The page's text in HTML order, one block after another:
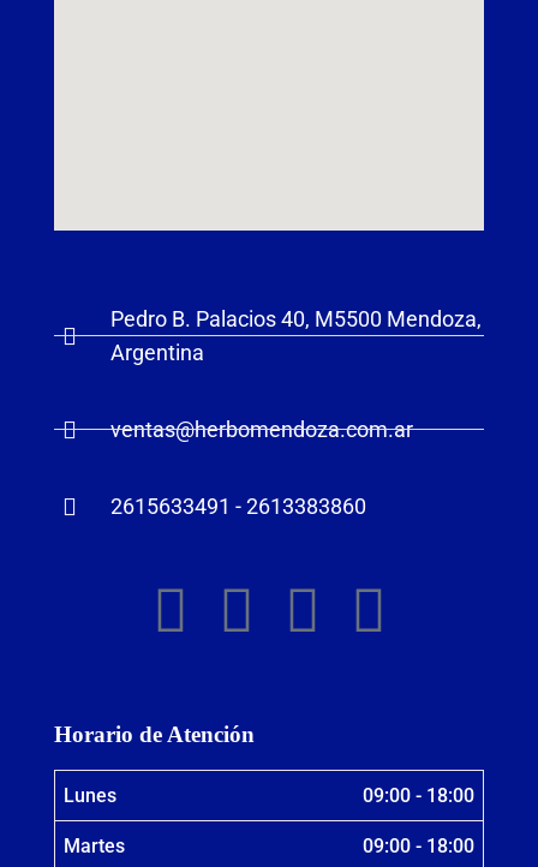
Pedro B. Palacios 40, M5500 Mendoza,
Argentina
ventas@herbomendoza.com.ar
2615633491 - 2613383860
Horario de Atención
Lunes 09:00 - 18:00
Martes 09:00 - 18:00